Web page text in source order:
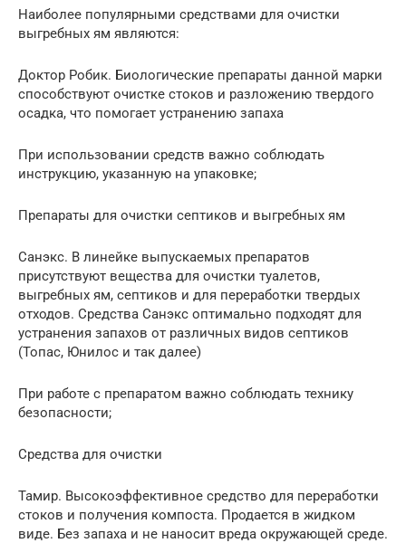
Наиболее популярными средствами для очистки
выгребных ям являются:
Доктор Робик. Биологические препараты данной марки
способствуют очистке стоков и разложению твердого
осадка, что помогает устранению запаха
При использовании средств важно соблюдать
инструкцию, указанную на упаковке;
Препараты для очистки септиков и выгребных ям
Санэкс. В линейке выпускаемых препаратов
присутствуют вещества для очистки туалетов,
выгребных ям, септиков и для переработки твердых
отходов. Средства Санэкс оптимально подходят для
устранения запахов от различных видов септиков
(Топас, Юнилос и так далее)
При работе с препаратом важно соблюдать технику
безопасности;
Средства для очистки
Тамир. Высокоэффективное средство для переработки
стоков и получения компоста. Продается в жидком
виде. Без запаха и не наносит вреда окружающей среде.